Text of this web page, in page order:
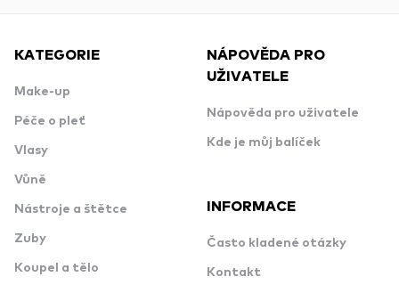
KATEGORIE
Make-up
Péče o pleť
Vlasy
Vůně
Nástroje a štětce
Zuby
Koupel a tělo
NÁPOVĚDA PRO
UŽIVATELE
Nápověda pro uživatele
Kde je můj balíček
INFORMACE
Často kladené otázky
Kontakt